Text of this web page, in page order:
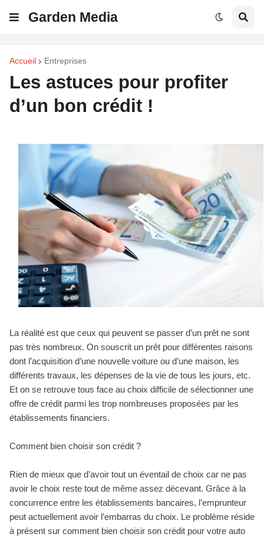
Garden Media
Accueil Entreprises
Les astuces pour profiter
d’un bon crédit !
La réalité est que ceux qui peuvent se passer d’un prêt ne sont
pas très nombreux. On souscrit un prêt pour différentes raisons
dont l’acquisition d’une nouvelle voiture ou d’une maison, les
différents travaux, les dépenses de la vie de tous les jours, etc.
Et on se retrouve tous face au choix difficile de sélectionner une
offre de crédit parmi les trop nombreuses proposées par les
établissements financiers.
Comment bien choisir son crédit ?
Rien de mieux que d’avoir tout un éventail de choix car ne pas
avoir le choix reste tout de même assez décevant. Grâce à la
concurrence entre les établissements bancaires, l’emprunteur
peut actuellement avoir l’embarras du choix. Le problème réside
à présent sur comment bien choisir son crédit pour votre auto